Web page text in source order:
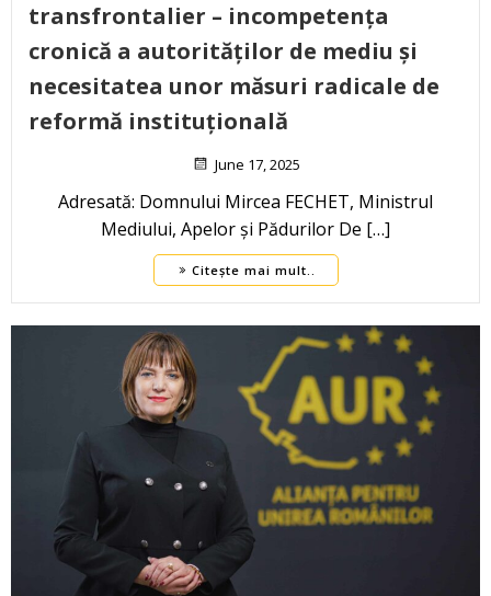
transfrontalier – incompetența
cronică a autorităților de mediu și
necesitatea unor măsuri radicale de
reformă instituțională
June 17, 2025
Adresată: Domnului Mircea FECHET, Ministrul
Mediului, Apelor și Pădurilor De […]
Citește mai mult..